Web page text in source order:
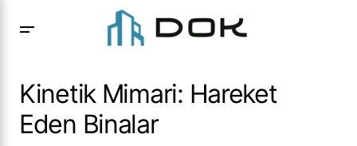
Kinetik Mimari: Hareket
Eden Binalar